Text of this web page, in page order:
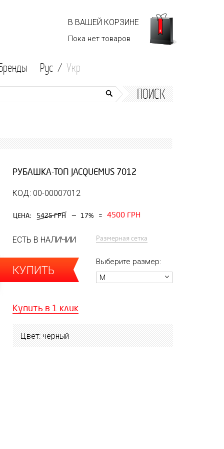
В ВАШЕЙ КОРЗИНЕ
Пока нет товаров
Рус / Укр
ПОИСК
РУБАШКА-ТОП JACQUEMUS 7012
КОД: 00-00007012
ЦЕНА: 5425 ГРН — 17% = 4500 ГРН
ЕСТЬ В НАЛИЧИИ Размерная сетка
КУПИТЬ
Выберите размер:
M
Купить в 1 клик
Цвет: чёрный